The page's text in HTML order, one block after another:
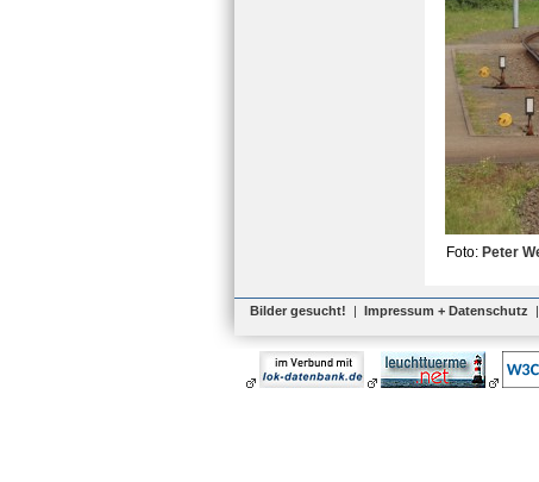
Foto: Peter
Bilder gesucht! | Impressum + Datenschutz |